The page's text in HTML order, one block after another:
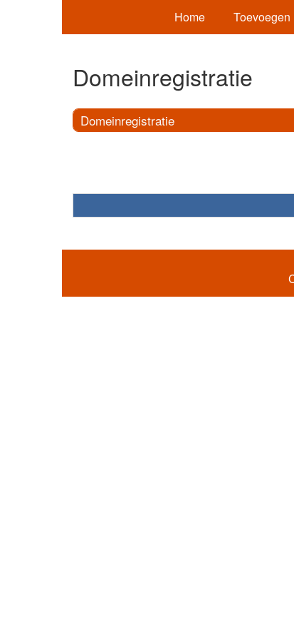
Home Toevoegen
Domeinregistratie
Domeinregistratie